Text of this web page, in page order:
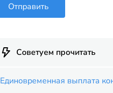
Отправить
Советуем прочитать
Единовременная выплата